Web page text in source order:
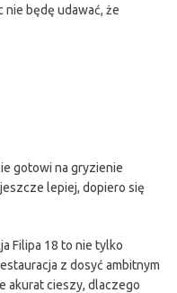
nie będę udawać, że
gotowi na gryzienie
lepiej, dopiero się
Filipa 18 to nie tylko
z dosyć ambitnym
akurat cieszy, dlaczego